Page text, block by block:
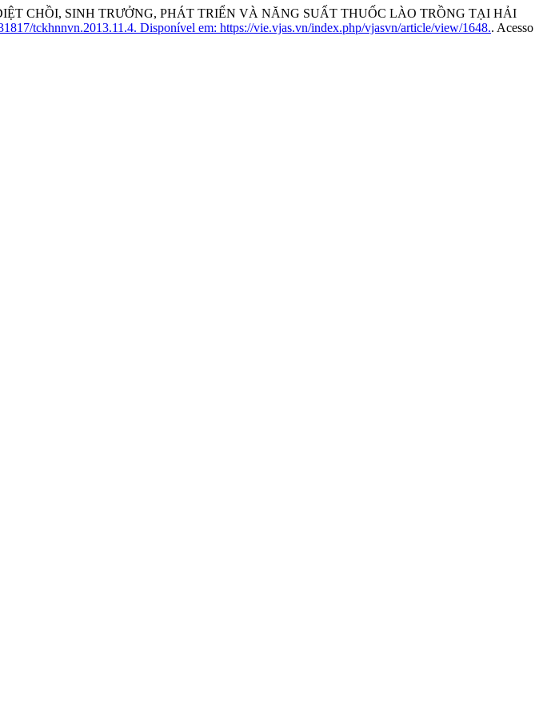
CHỒI, SINH TRƯỞNG, PHÁT TRIỂN VÀ NĂNG SUẤT THUỐC LÀO TRỒNG TẠI HẢI
tckhnnvn.2013.11.4. Disponível em: https://vie.vjas.vn/index.php/vjasvn/article/view/1648.. Acesso